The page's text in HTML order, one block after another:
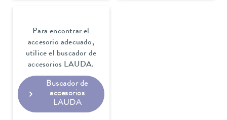
Para encontrar el
accesorio adecuado,
utilice el buscador de
accesorios LAUDA.
Buscador de
accesorios
LAUDA